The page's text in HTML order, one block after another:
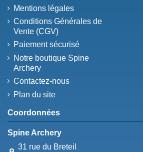
Mentions légales
Conditions Générales de
Vente (CGV)
Paiement sécurisé
Notre boutique Spine
Archery
Contactez-nous
Plan du site
Coordonnées
Spine Archery
31 rue du Breteil